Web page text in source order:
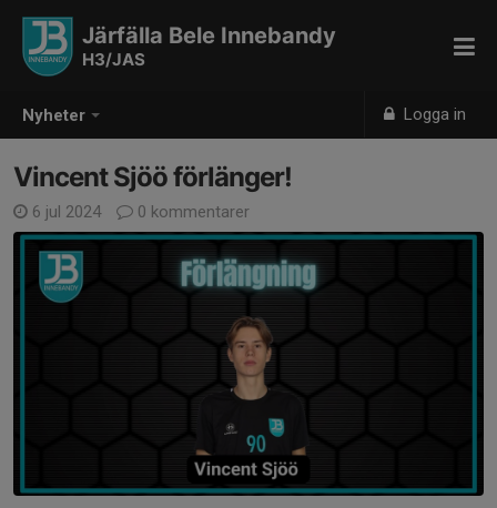
Nyheter Logga in
Järfälla Bele Innebandy
H3/JAS
Vincent Sjöö förlänger!
6 jul 2024 0 kommentarer